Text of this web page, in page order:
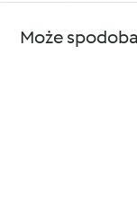
Może